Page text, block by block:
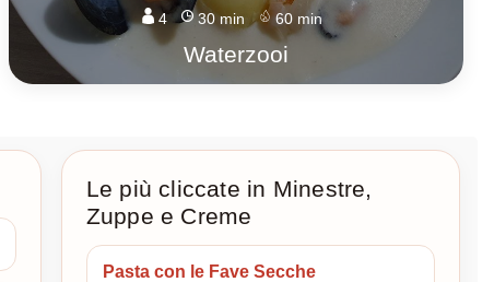
4 30 min 60 min
Waterzooi
Le più cliccate in Minestre,
Zuppe e Creme
Pasta con le Fave Secche